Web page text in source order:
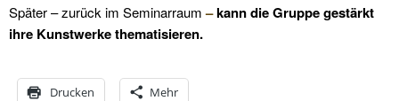
Später – zurück im Seminarraum –kann die Gruppe gestärkt
ihre Kunstwerke thematisieren.
Drucken Mehr